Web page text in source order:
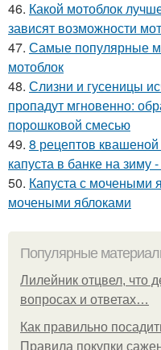
46. Какой мотоблок
зависят возможности
47. Самые популярные
мотоблок
48. Слизни и гусеницы
пропадут мгновенно:
порошковой смесью
49. 8 рецептов
капуста в банке на
50. Капуста с мочеными
мочеными яблоками
Популярные
Лилейник отцвел, что
вопросах и ответах…
Как правильно
Правила покупки